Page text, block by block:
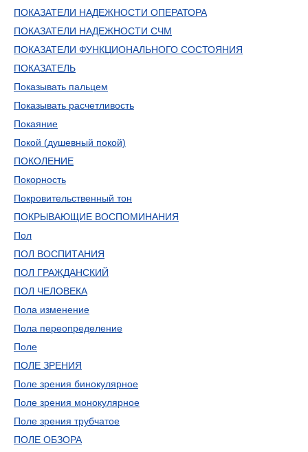
ПОКАЗАТЕЛИ НАДЕЖНОСТИ ОПЕРАТОРА
ПОКАЗАТЕЛИ НАДЕЖНОСТИ СЧМ
ПОКАЗАТЕЛИ ФУНКЦИОНАЛЬНОГО СОСТОЯНИЯ
ПОКАЗАТЕЛЬ
Показывать пальцем
Показывать расчетливость
Покаяние
Покой (душевный покой)
ПОКОЛЕНИЕ
Покорность
Покровительственный тон
ПОКРЫВАЮЩИЕ ВОСПОМИНАНИЯ
Пол
ПОЛ ВОСПИТАНИЯ
ПОЛ ГРАЖДАНСКИЙ
ПОЛ ЧЕЛОВЕКА
Пола изменение
Пола переопределение
Поле
ПОЛЕ ЗРЕНИЯ
Поле зрения бинокулярное
Поле зрения монокулярное
Поле зрения трубчатое
ПОЛЕ ОБЗОРА